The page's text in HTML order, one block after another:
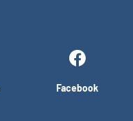
Facebook